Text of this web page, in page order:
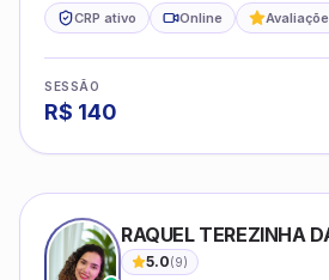
CRP ativo Online
SESSÃO
R$ 140
RAQUEL TEREZINHA
5.0(9)